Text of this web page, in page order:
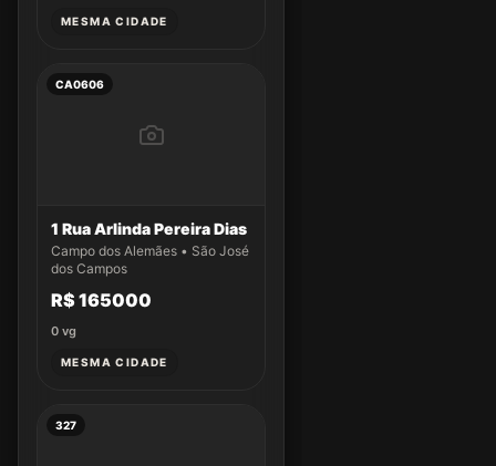
MESMA CIDADE
CA0606
1 Rua Arlinda Pereira Dias
Campo dos Alemães • São José
dos Campos
R$ 165000
0 vg
MESMA CIDADE
327